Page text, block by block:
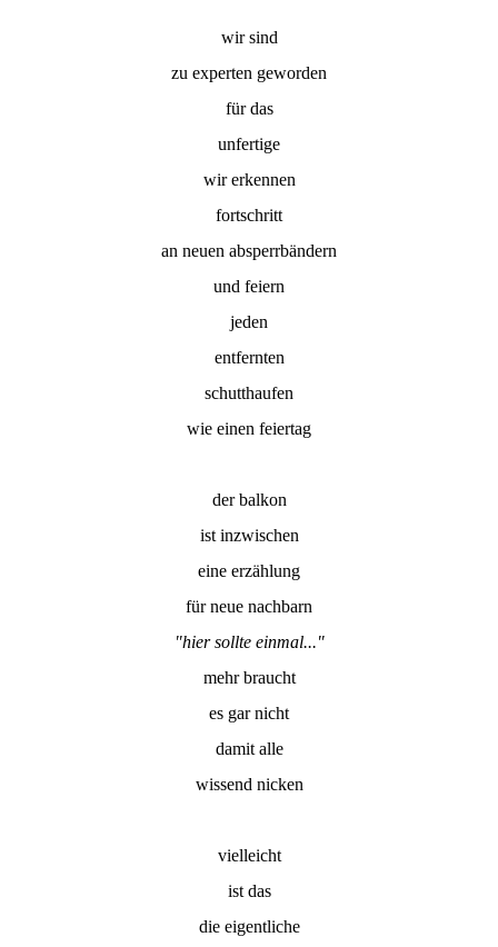
wir sind
zu experten geworden
für das
unfertige
wir erkennen
fortschritt
an neuen absperrbändern
und feiern
jeden
entfernten
schutthaufen
wie einen feiertag
der balkon
ist inzwischen
eine erzählung
für neue nachbarn
"hier sollte einmal..."
mehr braucht
es gar nicht
damit alle
wissend nicken
vielleicht
ist das
die eigentliche